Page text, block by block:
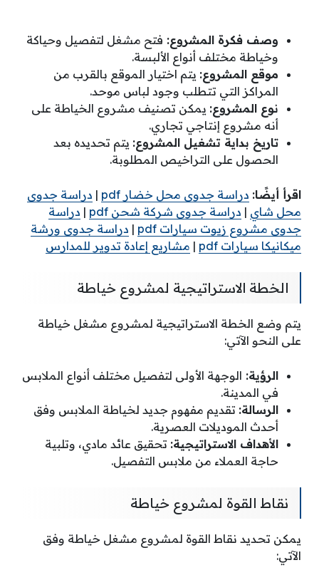
وصف فكرة المشروع: فتح مشغل لتفصيل وحياكة
وخياطة مختلف أنواع الألبسة.
موقع المشروع: يتم اختيار الموقع بالقرب من
المراكز التي تتطلب وجود لباس موحد.
نوع المشروع: يمكن تصنيف مشروع الخياطة على
أنه مشروع إنتاجي تجاري.
تاريخ بداية تشغيل المشروع: يتم تحديده بعد
الحصول على التراخيص المطلوبة.
اقرأ أيضًا: دراسة جدوى محل خضار pdf | دراسة جدوى
محل شاي | دراسة جدوى شركة شحن pdf | دراسة
جدوى مشروع زيوت سيارات pdf
| دراسة جدوى ورشة
ميكانيكا سيارات pdf
| مشاريع إعادة تدوير للمدارس
الخطة الاستراتيجية لمشروع خياطة
يتم وضع الخطة الاستراتيجية لمشروع مشغل خياطة
على النحو الآتي:
الرؤية: الوجهة الأولى لتفصيل مختلف أنواع الملابس
في المدينة.
الرسالة: تقديم مفهوم جديد لخياطة الملابس وفق
أحدث الموديلات العصرية.
الأهداف الاستراتيجية: تحقيق عائد مادي، وتلبية
حاجة العملاء من ملابس التفصيل.
نقاط القوة لمشروع خياطة
يمكن تحديد نقاط القوة لمشروع مشغل خياطة وفق
الآتي: